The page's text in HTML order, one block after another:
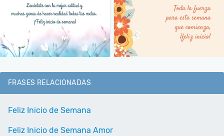
FRASES RELACIONADAS
Feliz Inicio de Semana
Feliz Inicio de Semana Amor